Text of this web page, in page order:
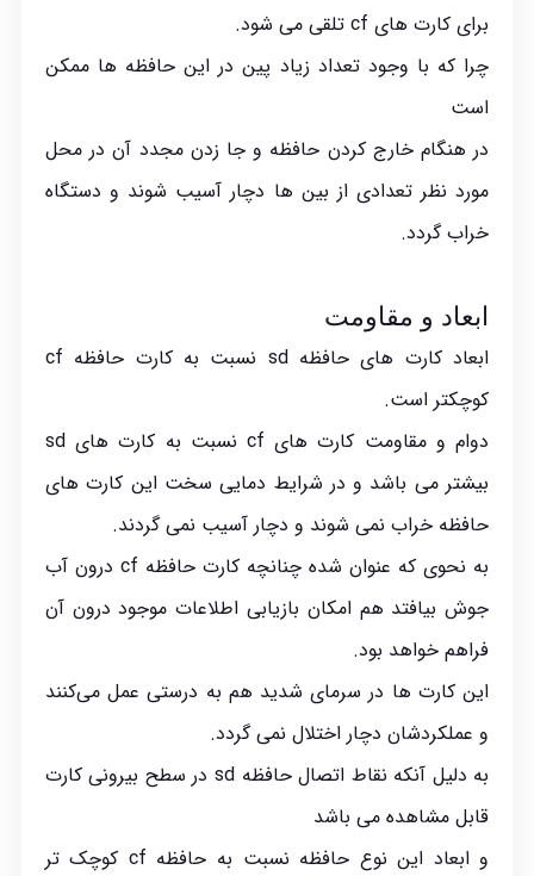
برای کارت های cf تلقی می شود.
چرا که با وجود تعداد زیاد پین در این حافظه ها ممکن
است
در هنگام خارج کردن حافظه و جا زدن مجدد آن در محل
مورد نظر تعدادی از بین ها دچار آسیب شوند و دستگاه
خراب گردد.
ابعاد و مقاومت
ابعاد کارت های حافظه sd نسبت به کارت حافظه cf
کوچکتر است.
دوام و مقاومت کارت های cf نسبت به کارت های sd
بیشتر می باشد و در شرایط دمایی سخت این کارت‌ های
حافظه خراب نمی شوند و دچار آسیب نمی گردند.
به نحوی که عنوان شده چنانچه کارت حافظه cf درون آب
جوش بیافتد هم امکان بازیابی اطلاعات موجود درون آن
فراهم خواهد بود.
این کارت‌ ها در سرمای شدید هم به درستی عمل می‌کنند
و عملکردشان دچار اختلال نمی گردد.
به دلیل آنکه نقاط اتصال حافظه sd در سطح بیرونی کارت
قابل مشاهده می باشد
و ابعاد این نوع حافظه نسبت به حافظه cf کوچک تر